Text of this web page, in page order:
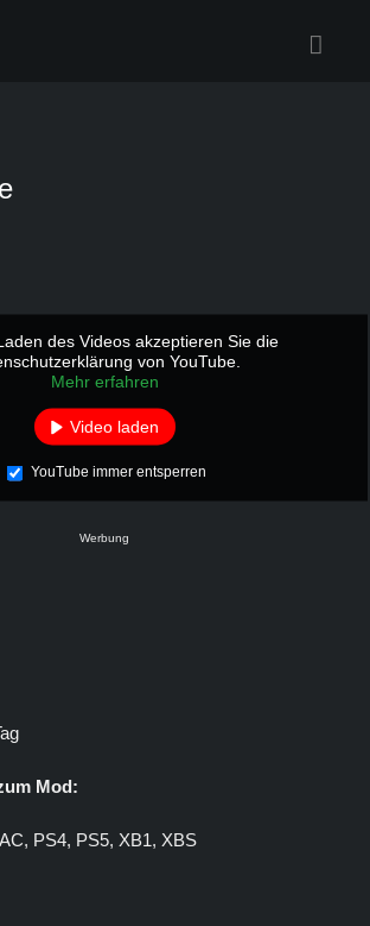
des Videos akzeptieren Sie die
von YouTube.
Mehr erfahren
Video laden
YouTube immer entsperren
Werbung
Mod:
PS4, PS5, XB1, XBS